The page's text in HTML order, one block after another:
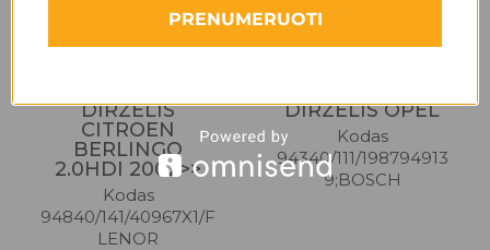
DIRZELIS
CITROEN
BERLINGO
2.0HDI 2002>>
Kodas
94840/141/40967X1/F
LENOR
DIRZELIS OPEL
Kodas
94340/111/198794913
9;BOSCH
PRENUMERUOTI